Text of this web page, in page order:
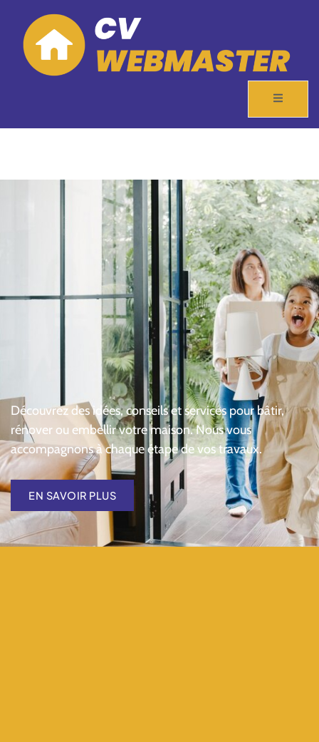
Découvrez des idées, conseils et services pour bâtir,
rénover ou embellir votre maison. Nous vous
accompagnons à chaque étape de vos travaux.
EN SAVOIR PLUS